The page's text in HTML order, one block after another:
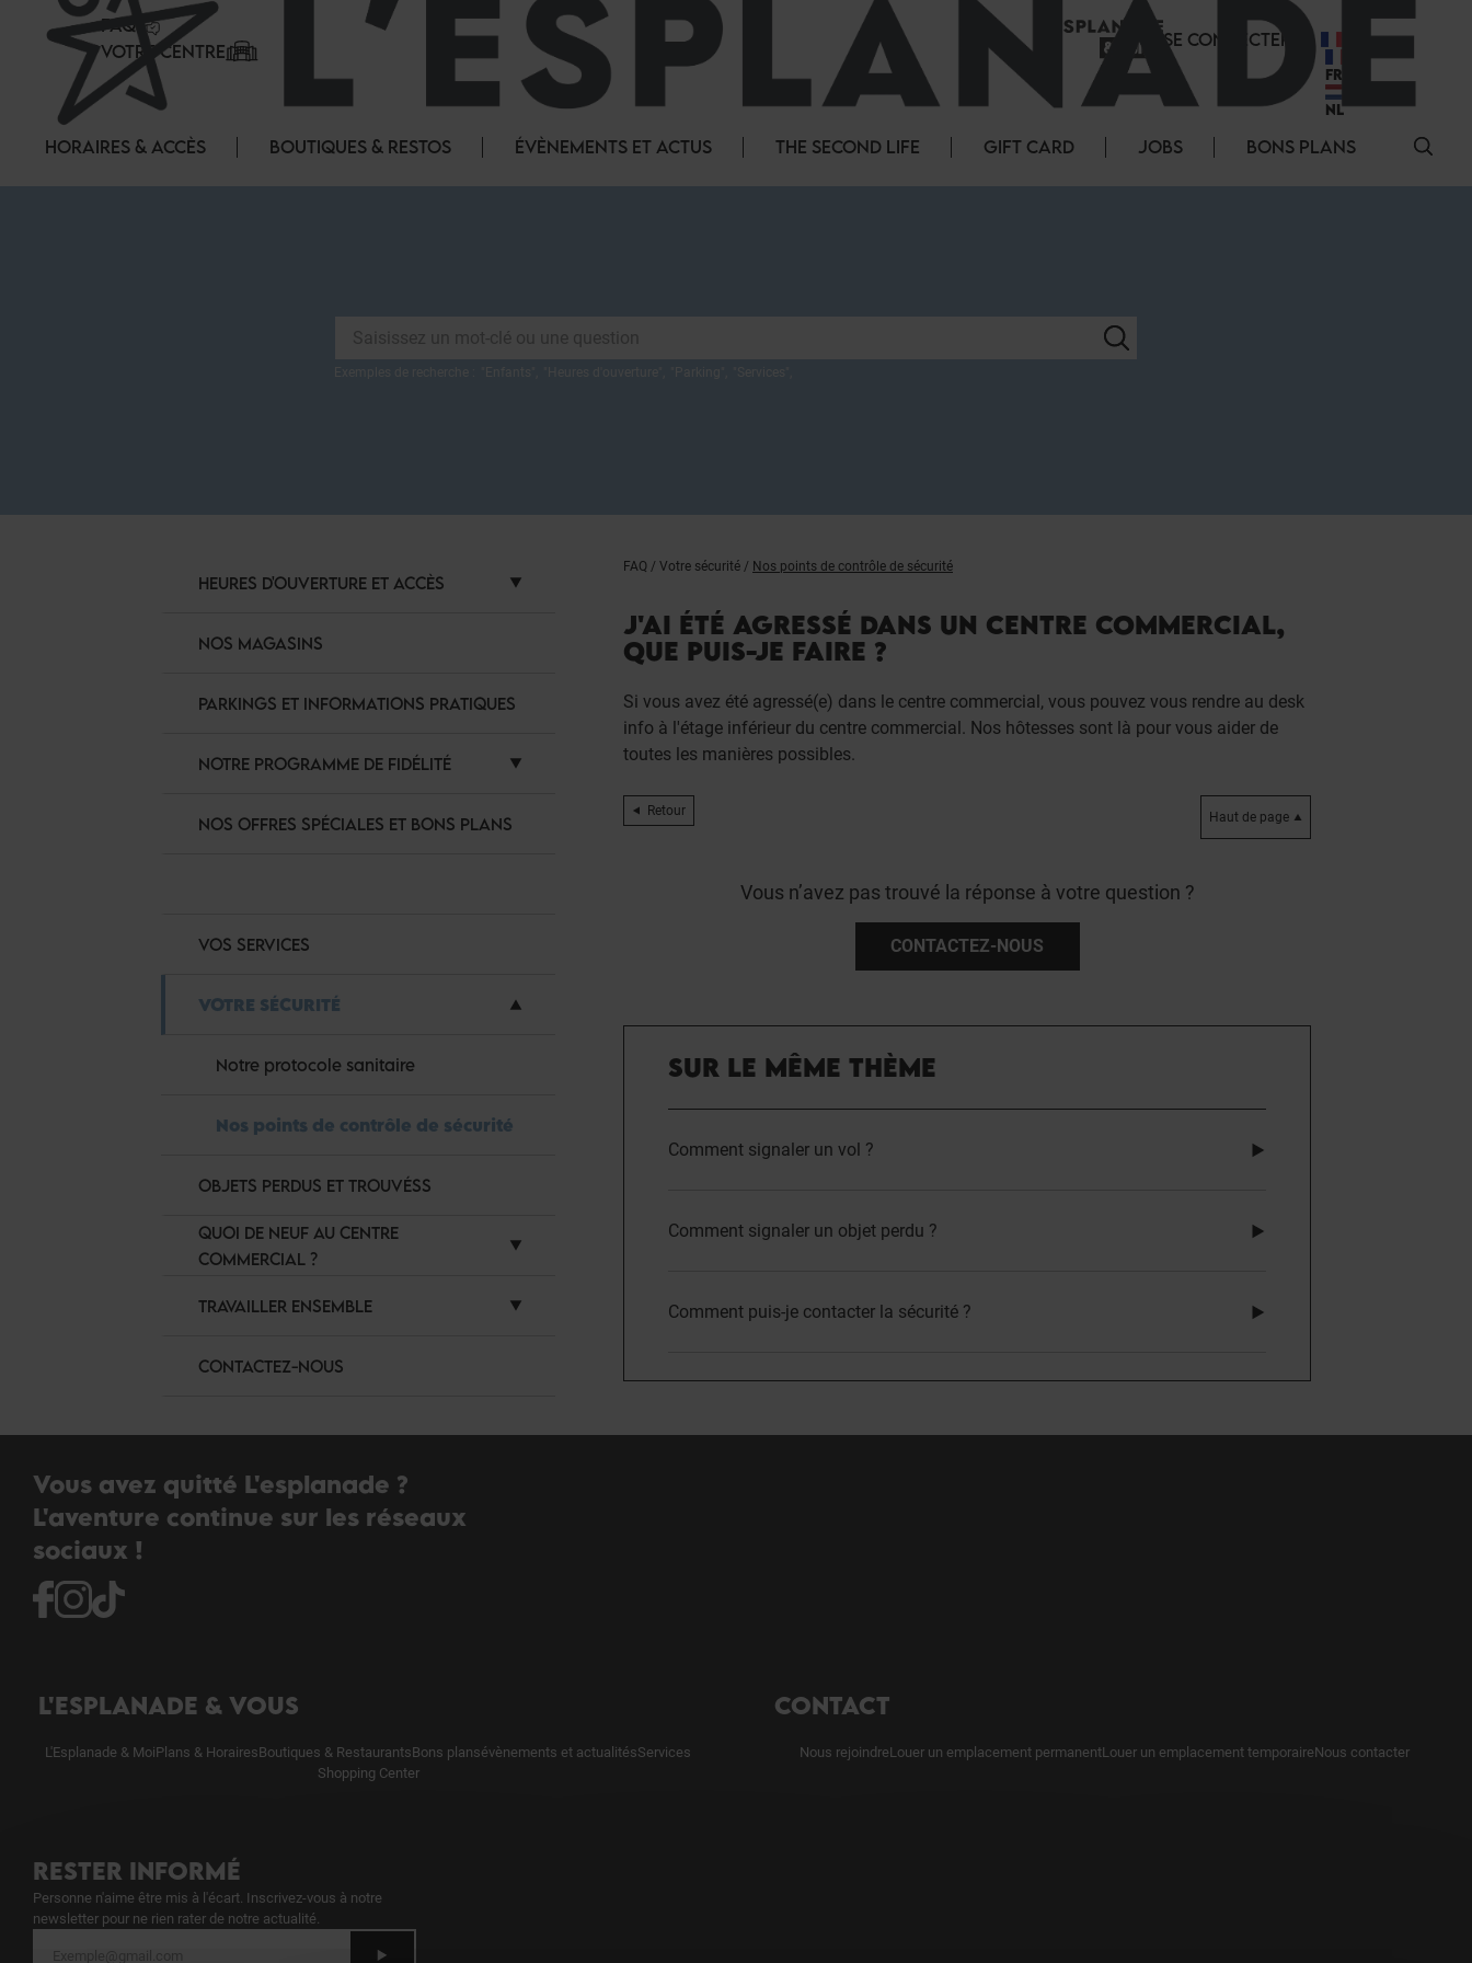
FAQ
VOTRE CENTRE
SE CONNECTER
FR
NL
HORAIRES & ACCÈS BOUTIQUES & RESTOS ÉVÈNEMENTS ET ACTUS THE SECOND LIFE GIFT CARD JOBS BONS PLANS
HEURES D'OUVERTURE ET ACCÈS
NOS MAGASINS
PARKINGS ET INFORMATIONS PRATIQUES
NOTRE PROGRAMME DE FIDÉLITÉ
NOS OFFRES SPÉCIALES ET BONS PLANS
VOS SERVICES
VOTRE SÉCURITÉ
Notre protocole sanitaire
Nos points de contrôle de sécurité
OBJETS PERDUS ET TROUVÉSS
QUOI DE NEUF AU CENTRE
COMMERCIAL ?
TRAVAILLER ENSEMBLE
CONTACTEZ-NOUS
FAQ / Votre sécurité / Nos points de contrôle de sécurité
J'AI ÉTÉ AGRESSÉ DANS UN CENTRE COMMERCIAL,
QUE PUIS-JE FAIRE ?
Si vous avez été agressé(e) dans le centre commercial, vous pouvez vous rendre au desk
info à l'étage inférieur du centre commercial. Nos hôtesses sont là pour vous aider de
toutes les manières possibles.
Retour Haut de page
Vous n’avez pas trouvé la réponse à votre question ?
CONTACTEZ-NOUS
SUR LE MÊME THÈME
Comment signaler un vol ?
Comment signaler un objet perdu ?
Comment puis-je contacter la sécurité ?
Vous avez quitté L'esplanade ?
L'aventure continue sur les réseaux
sociaux !
L'ESPLANADE & VOUS
L'Esplanade & MoiPlans & HorairesBoutiques & RestaurantsBons plansévènements et actualitésServices
Shopping Center
CONTACT
Nous rejoindreLouer un emplacement permanentLouer un emplacement temporaireNous contacter
RESTER INFORMÉ
Personne n'aime être mis à l'écart. Inscrivez-vous à notre
newsletter pour ne rien rater de notre actualité.
Panneau de gestion des cookies